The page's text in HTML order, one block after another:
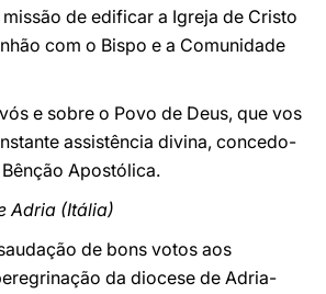
de edificar a Igreja de Cristo
com o Bispo e a Comunidade
e sobre o Povo de Deus, que vos
assistência divina, concedo-
Apostólica.
Adria (Itália)
de bons votos aos
da diocese de Adria-